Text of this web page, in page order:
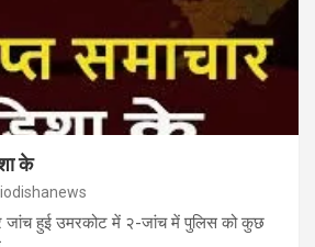
के
जांच हुई उमरकोट में २-जांच में पुलिस को कुछ